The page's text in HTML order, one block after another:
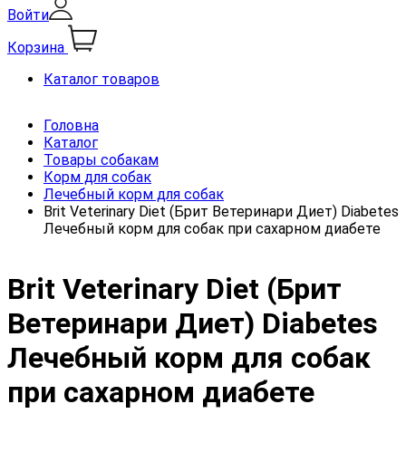
Войти
Корзина
Каталог товаров
Головна
Каталог
Товары собакам
Корм для собак
Лечебный корм для собак
Brit Veterinary Diet (Брит Ветеринари Диет) Diabetes
Лечебный корм для собак при сахарном диабете
Brit Veterinary Diet (Брит
Ветеринари Диет) Diabetes
Лечебный корм для собак
при сахарном диабете